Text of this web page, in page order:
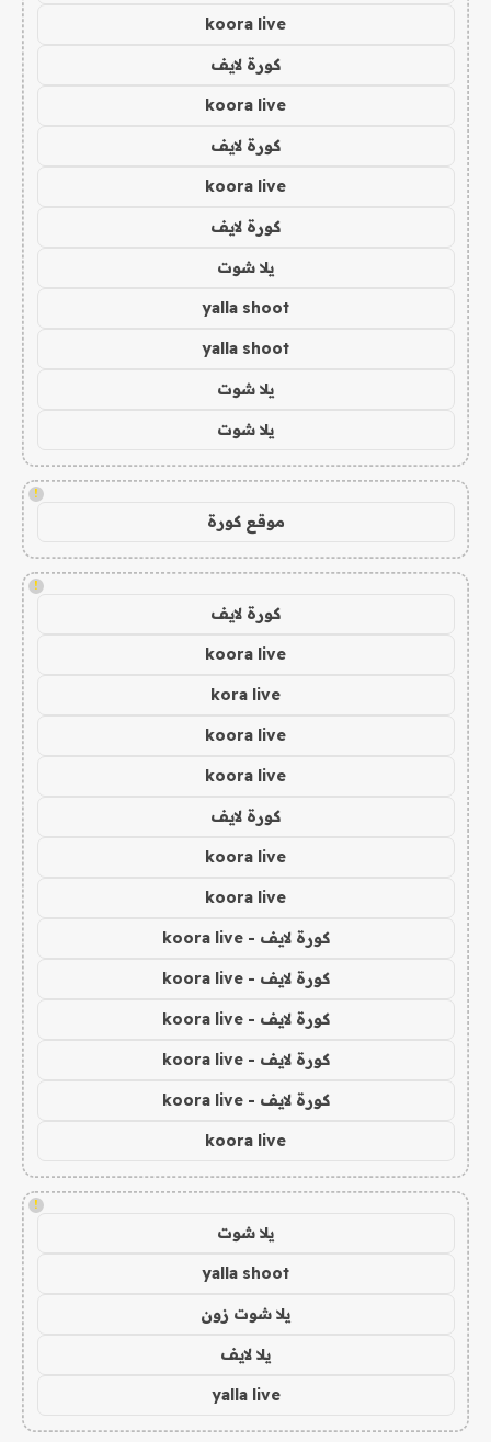
koora live
كورة لايف
koora live
كورة لايف
koora live
كورة لايف
يلا شوت
yalla shoot
yalla shoot
يلا شوت
يلا شوت
!
موقع كورة
!
كورة لايف
koora live
kora live
koora live
koora live
كورة لايف
koora live
koora live
كورة لايف - koora live
كورة لايف - koora live
كورة لايف - koora live
كورة لايف - koora live
كورة لايف - koora live
koora live
!
يلا شوت
yalla shoot
يلا شوت زون
يلا لايف
yalla live